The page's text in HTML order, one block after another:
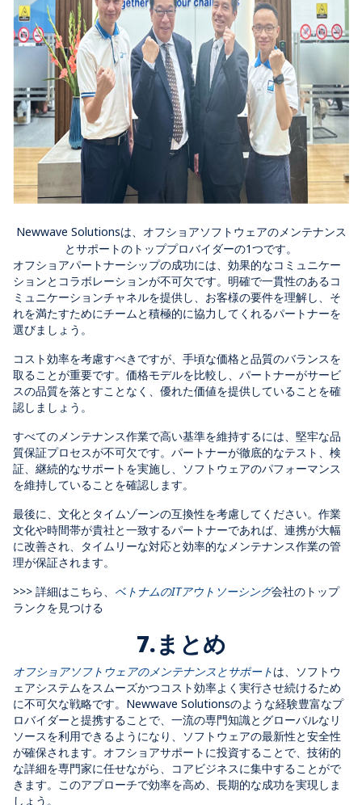
Newwave Solutionsは、オフショアソフトウェアのメンテナンス
とサポートのトッププロバイダーの1つです。
オフショアパートナーシップの成功には、効果的なコミュニケー
ションとコラボレーションが不可欠です。明確で一貫性のあるコ
ミュニケーションチャネルを提供し、お客様の要件を理解し、そ
れを満たすためにチームと積極的に協力してくれるパートナーを
選びましょう。
コスト効率を考慮すべきですが、手頃な価格と品質のバランスを
取ることが重要です。価格モデルを比較し、パートナーがサービ
スの品質を落とすことなく、優れた価値を提供していることを確
認しましょう。
すべてのメンテナンス作業で高い基準を維持するには、堅牢な品
質保証プロセスが不可欠です。パートナーが徹底的なテスト、検
証、継続的なサポートを実施し、ソフトウェアのパフォーマンス
を維持していることを確認します。
最後に、文化とタイムゾーンの互換性を考慮してください。作業
文化や時間帯が貴社と一致するパートナーであれば、連携が大幅
に改善され、タイムリーな対応と効率的なメンテナンス作業の管
理が保証されます。
>>> 詳細はこちら、 ベトナムのITアウトソーシング会社のトップ
ランクを見つける
7.まとめ
オフショアソフトウェアのメンテナンスとサポートは、ソフトウ
ェアシステムをスムーズかつコスト効率よく実行させ続けるため
に不可欠な戦略です。Newwave Solutionsのような経験豊富なプ
ロバイダーと提携することで、一流の専門知識とグローバルなリ
ソースを利用できるようになり、ソフトウェアの最新性と安全性
が確保されます。オフショアサポートに投資することで、技術的
な詳細を専門家に任せながら、コアビジネスに集中することがで
きます。このアプローチで効率を高め、長期的な成功を実現しま
しょう。